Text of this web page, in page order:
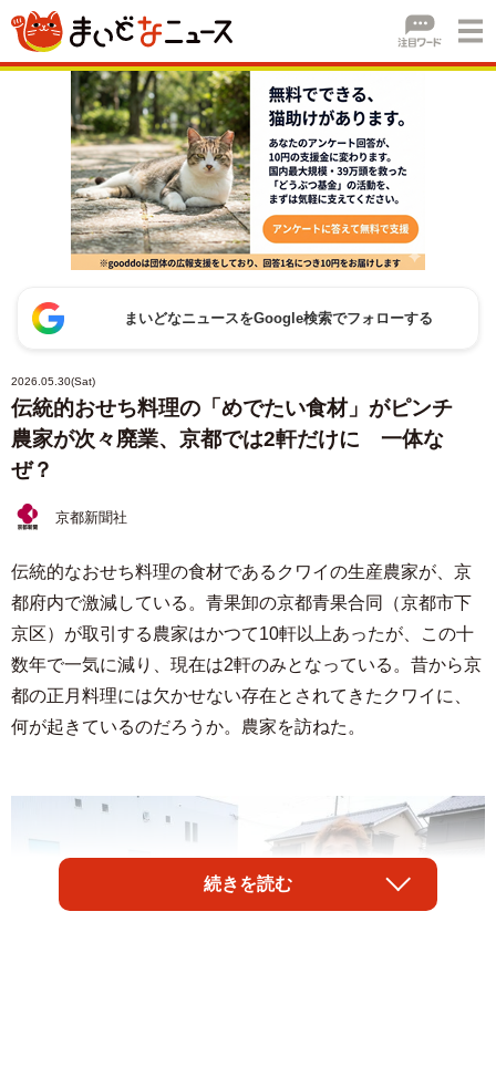
まいどなニュースをGoogle検索でフォローする
2026.05.30(Sat)
伝統的おせち料理の「めでたい食材」がピンチ
農家が次々廃業、京都では2軒だけに 一体な
ぜ？
京都新聞社
伝統的なおせち料理の食材であるクワイの生産農家が、京
都府内で激減している。青果卸の京都青果合同（京都市下
京区）が取引する農家はかつて10軒以上あったが、この十
数年で一気に減り、現在は2軒のみとなっている。昔から京
都の正月料理には欠かせない存在とされてきたクワイに、
何が起きているのだろうか。農家を訪ねた。
続きを読む